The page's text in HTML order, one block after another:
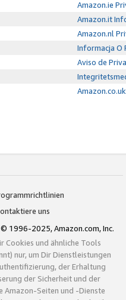
Amazon.ie
Amazon.it
Amazon.nl
Informacja O
Aviso de
uns
© 1996-2025, Amazon.com, Inc.
Cookies und ähnliche Tools
nur, um Dir Dienstleistungen
der Erhaltung
der Sicherheit und der
Amazon-Seiten und -Dienste